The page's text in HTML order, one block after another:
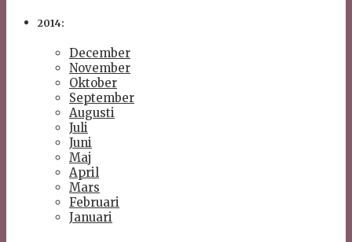
2014:
December
November
Oktober
September
Augusti
Juli
Juni
Maj
April
Mars
Februari
Januari